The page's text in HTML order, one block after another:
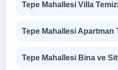
Tepe Mahallesi Villa
Tepe Mahallesi Apartman
Tepe Mahallesi Bina ve